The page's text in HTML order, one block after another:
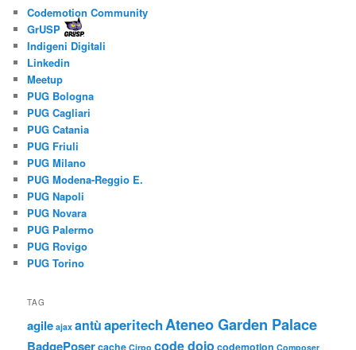
Codemotion Community
GrUSP
Indigeni Digitali
Linkedin
Meetup
PUG Bologna
PUG Cagliari
PUG Catania
PUG Friuli
PUG Milano
PUG Modena-Reggio E.
PUG Napoli
PUG Novara
PUG Palermo
PUG Rovigo
PUG Torino
TAG
agile ajax antùaperitechAteneo Garden Palace
BadgePosercache Cirpo code dojo codemotion Composer